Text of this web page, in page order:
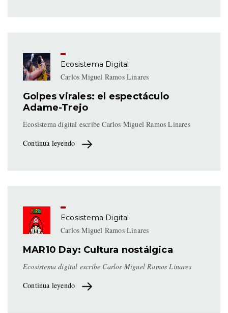
Ecosistema Digital
Carlos Miguel Ramos Linares
Golpes virales: el espectáculo
Adame-Trejo
Ecosistema digital escribe Carlos Miguel Ramos Linares
Continua leyendo
Ecosistema Digital
Carlos Miguel Ramos Linares
MAR10 Day: Cultura nostálgica
Ecosistema digital escribe Carlos Miguel Ramos Linares
Continua leyendo